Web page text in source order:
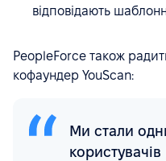
відповідають
PeopleForce також
кофаундер YouScan:
Ми стали